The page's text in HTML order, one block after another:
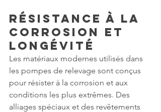
Résistance à la
Corrosion et
Longévité
Les matériaux modernes utilisés dans
les pompes de relevage sont conçus
pour résister à la corrosion et aux
conditions les plus extrêmes. Des
alliages spéciaux et des revêtements